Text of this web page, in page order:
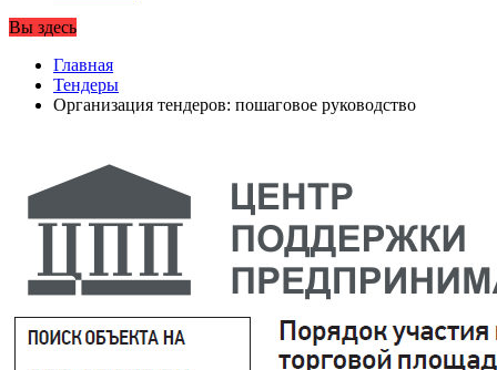
Вы здесь
Главная
Тендеры
Организация тендеров: пошаговое руководство